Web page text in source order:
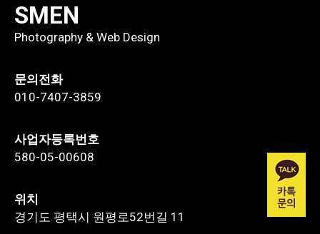
SMEN
Photography & Web Design
문의전화
010-7407-3859
사업자등록번호
580-05-00608
위치
경기도 평택시 원평로52번길 11